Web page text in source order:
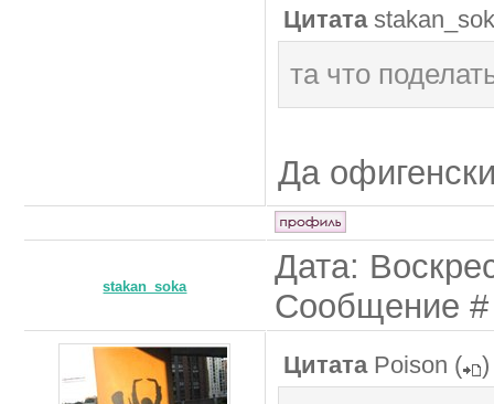
Цитата
та что
Да
stakan_soka
Дата:
Сообщение
Цитата Poison ( )